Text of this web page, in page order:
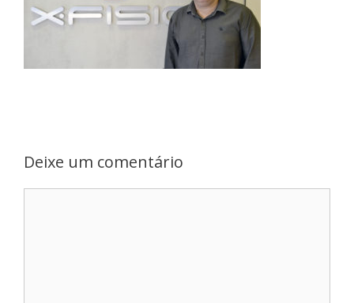
Deixe um comentário